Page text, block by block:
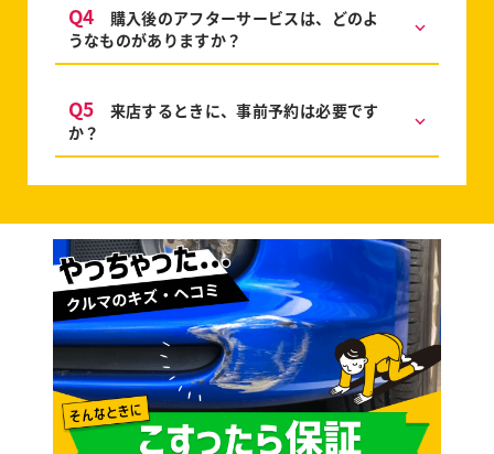
Q4
購入後のアフターサービスは、どのよ
うなものがありますか？
Q5
来店するときに、事前予約は必要です
か？